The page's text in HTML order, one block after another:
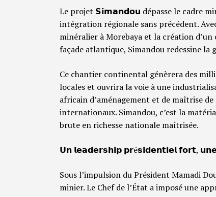
Le projet 𝗦𝗶𝗺𝗮𝗻𝗱𝗼𝘂 dépasse le cadre
intégration régionale sans précédent.
minéralier à Morebaya et la création
façade atlantique, Simandou redessine la
Ce chantier continental génèrera des
locales et ouvrira la voie à une
africain d’aménagement et de maîtrise
internationaux. Simandou, c’est la
brute en richesse nationale maîtrisée.
𝗨𝗻 𝗹𝗲𝗮𝗱𝗲𝗿𝘀𝗵𝗶𝗽 𝗽𝗿é𝘀𝗶𝗱𝗲𝗻𝘁𝗶𝗲𝗹 𝗳𝗼𝗿𝘁,
Sous l’impulsion du Président Mamadi
minier. Le Chef de l’État a imposé une